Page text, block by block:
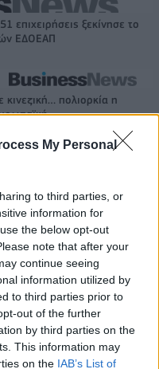
My Personal
to third parties, or
information for
the below opt-out
note that after your
continue seeing
information utilized by
to third parties prior to
out of the further
by third parties on the
This information may
on the IAB’s List of
επιχειρήσεις ξεκίνησε το
ΕΔΟΕΑΠ
κινεζική… πολιορκία η
της αποδοτικότητας
Το πρόγραμμα
και τα φιλικά
1,76%, κέρδη 23,31%